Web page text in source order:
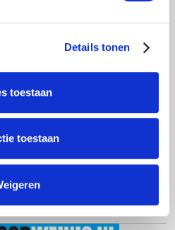
Details tonen
toestaan
toestaan
voorschriften, waardoor u met een
de bescherming die het biedt.
staat garant voor een snelle
transformatie van elk plat dak tot